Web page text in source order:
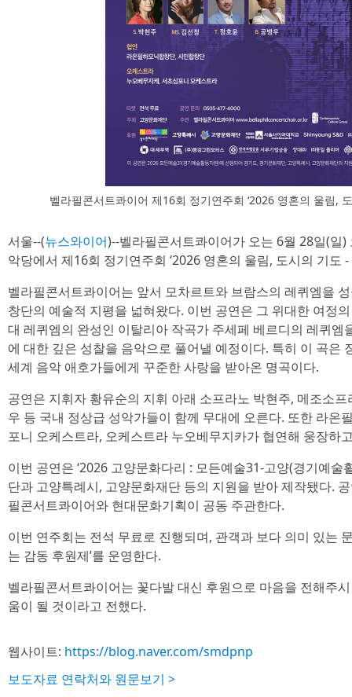
벨라필콘서트콰이어 제16회 정기연주회 ‘2026 영혼의 울림,
서울--(뉴스와이어)--벨라필콘서트콰이어가 오는 6월 28일(일
악당에서 제16회 정기연주회 ‘2026 영혼의 울림, 도시의 기도
벨라필콘서트콰이어는 앞서 모차르트와 브람스의 레퀴엠을
창단의 예술적 지평을 넓혀왔다. 이번 공연은 그 위대한 여정
대 레퀴엠의 완성인 이탈리아 작곡가 주세페 베르디의 레퀴엠
에 대한 깊은 성찰을 음악으로 풀어낼 예정이다. 특히 이 곡은
세계 음악 애호가들에게 꾸준한 사랑을 받아온 명곡이다.
공연은 지휘자 황유순의 지휘 아래 소프라노 박현주, 메조소
우 등 국내 정상급 성악가들이 함께 무대에 오른다. 또한 라온
포니 오케스트라, 오케스트라 누오베무지카가 협연해 웅장하
이번 공연은 ‘2026 고양문화다리 : 모든예술31-고양(경기예술
단과 고양특례시, 고양문화재단 등의 지원을 받아 제작됐다.
필콘서트콰이어와 현대문화기획이 공동 주관한다.
이번 연주회는 전석 무료로 진행되며, 관객과 보다 의미 있는
는 감동 후원제’를 운영한다.
벨라필콘서트콰이어는 꽃다발 대신 후원으로 마음을 전해주
움이 될 것이라고 전했다.
웹사이트: https://blog.naver.com/smdpnp
보도자료 연락처와 원문보기 >